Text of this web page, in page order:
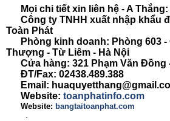
Mọi chi tiết xin liên hệ - A Thắng:
Công ty TNHH xuất nhập khẩu
Toàn Phát
Phòng kinh doanh: Phòng 603 -
Thượng - Từ Liêm - Hà Nội
Cửa hàng: 321 Phạm Văn Đồng
ĐT/Fax: 02438.489.388
Email:
Website: toanphatinfo.com
Website: bangtaitoanphat.com
.